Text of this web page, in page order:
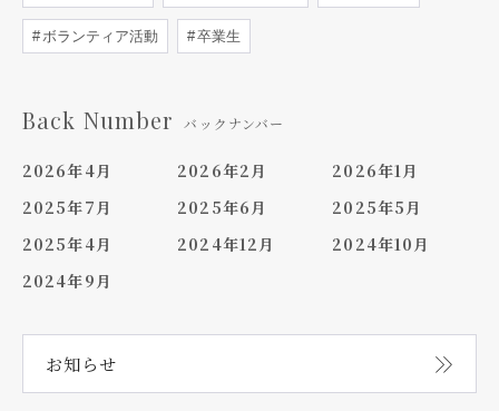
ボランティア活動 卒業生
Back Number バックナンバー
2026年4月 2026年2月
2026年1月
2025年7月
2025年6月
2025年5月
2025年4月
2024年12月
2024年10月
2024年9月
お知らせ